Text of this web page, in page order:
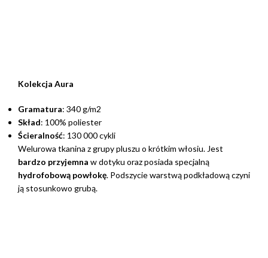
Kolekcja Aura
Gramatura: 340 g/m2
Skład: 100% poliester
Ścieralność: 130 000 cykli
Welurowa tkanina z grupy pluszu o krótkim włosiu. Jest
bardzo przyjemna w dotyku oraz posiada specjalną
hydrofobową powłokę. Podszycie warstwą podkładową czyni
ją stosunkowo grubą.